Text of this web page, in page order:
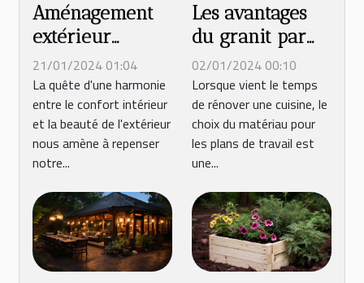
Aménagement
extérieur
moderne :
Comment
intégrer une
pergola pour
optimiser votre
en plein air
21/01/2024 01:04
La quête d'une harmonie
entre le confort intérieur
et la beauté de l'extérieur
nous amène à repenser
notre...
Les avantages
du granit par
rapport aux
autres
matériaux pour
les plans de
travail de
02/01/2024 00:10
Lorsque vient le temps
de rénover une cuisine, le
choix du matériau pour
les plans de travail est
une...